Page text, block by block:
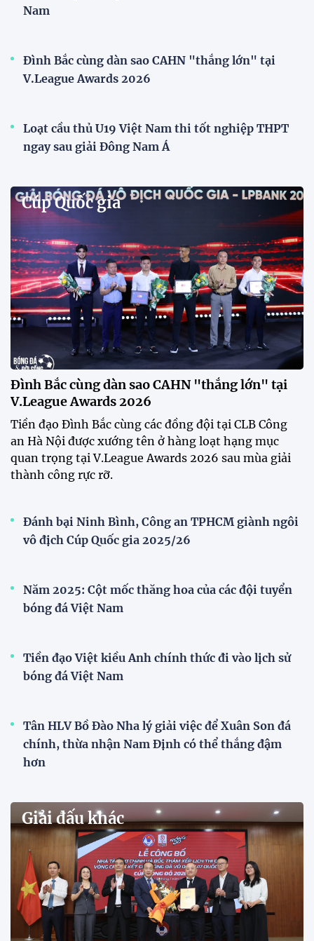
Nam
Đình Bắc cùng dàn sao CAHN "thắng lớn" tại
V.League Awards 2026
Loạt cầu thủ U19 Việt Nam thi tốt nghiệp THPT
ngay sau giải Đông Nam Á
Cúp Quốc gia
Đình Bắc cùng dàn sao CAHN "thắng lớn" tại
V.League Awards 2026
Tiền đạo Đình Bắc cùng các đồng đội tại CLB Công
an Hà Nội được xướng tên ở hàng loạt hạng mục
quan trọng tại V.League Awards 2026 sau mùa giải
thành công rực rỡ.
Đánh bại Ninh Bình, Công an TPHCM giành ngôi
vô địch Cúp Quốc gia 2025/26
Năm 2025: Cột mốc thăng hoa của các đội tuyển
bóng đá Việt Nam
Tiền đạo Việt kiều Anh chính thức đi vào lịch sử
bóng đá Việt Nam
Tân HLV Bồ Đào Nha lý giải việc để Xuân Son đá
chính, thừa nhận Nam Định có thể thắng đậm
hơn
Giải đấu khác